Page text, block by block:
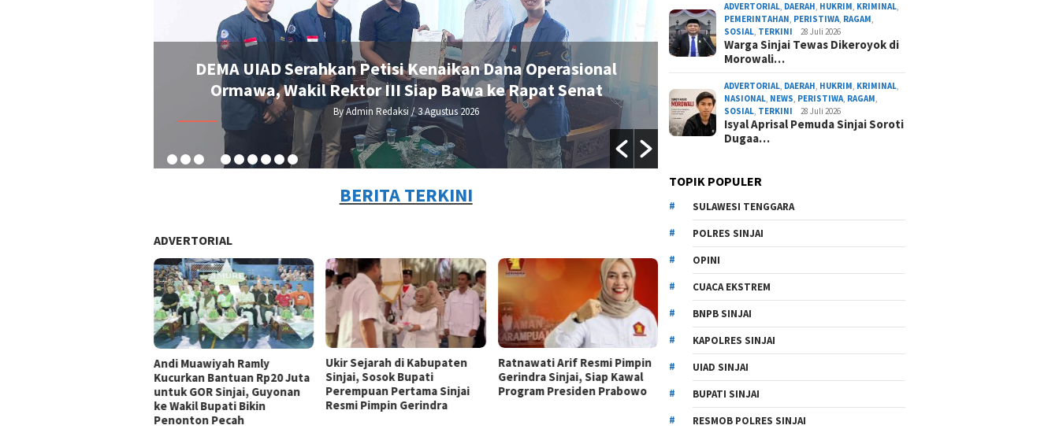
Konsultan Proyek Sekolah Rakyat di Sinjai Diduga Curi
Laptop, Resmob Polres Sinjai Bergerak Cepat Ringkus
Pelaku
By Admin Redaksi/ 2 Agustus 2026
Tinggalkan Sejenak Panen Padi, Warga Dusun
Kompak Kerja Bakti Bersihkan
By Admin Redaksi
BERITA TERKINI
ADVERTORIAL
Andi Muawiyah Ramly
Kucurkan Bantuan Rp20 Juta
untuk GOR Sinjai, Guyonan
ke Wakil Bupati Bikin
Penonton Pecah
Ukir Sejarah di Kabupaten
Sinjai, Sosok Bupati
Perempuan Pertama Sinjai
Resmi Pimpin Gerindra
Ratnawati Arif Resmi Pimpin
Gerindra Sinjai, Siap Kawal
Program Presiden Prabowo
ADVERTORIAL, DAERAH, HUKRIM, KRIMINAL,
PEMERINTAHAN, PERISTIWA, RAGAM,
SOSIAL, TERKINI 28 Juli 2026
Warga Sinjai Tewas Dikeroyok di
Morowali…
ADVERTORIAL, DAERAH, HUKRIM, KRIMINAL,
NASIONAL, NEWS, PERISTIWA, RAGAM,
SOSIAL, TERKINI 28 Juli 2026
Isyal Aprisal Pemuda Sinjai Soroti
Dugaa…
TOPIK POPULER
SULAWESI TENGGARA
POLRES SINJAI
OPINI
CUACA EKSTREM
BNPB SINJAI
KAPOLRES SINJAI
UIAD SINJAI
BUPATI SINJAI
RESMOB POLRES SINJAI